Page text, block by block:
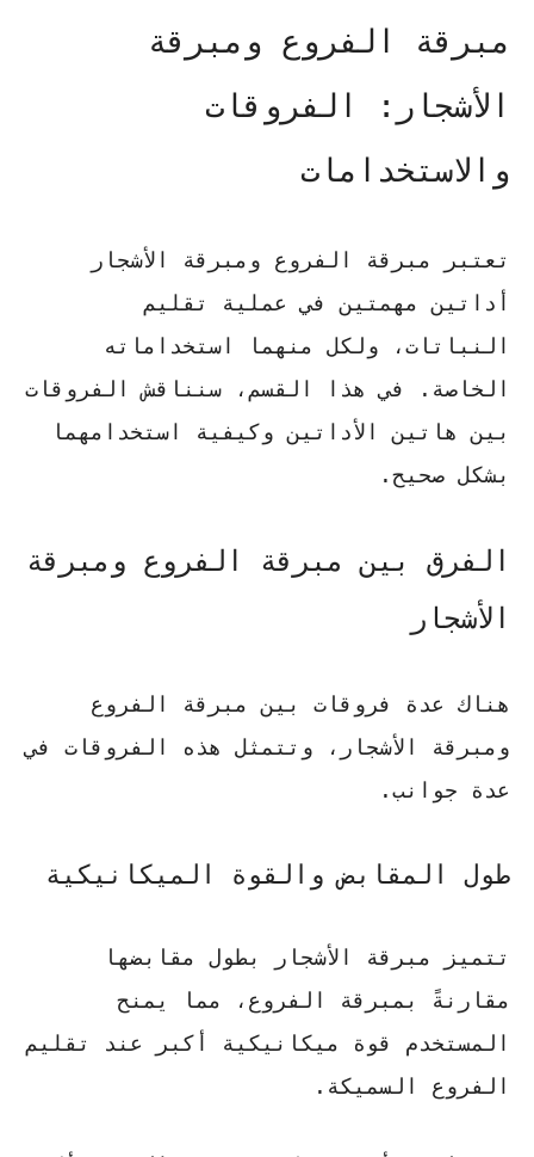
مبرقة الفروع ومبرقة
الأشجار: الفروقات
والاستخدامات
تعتبر مبرقة الفروع ومبرقة الأشجار
أداتين مهمتين في عملية تقليم
النباتات، ولكل منهما استخداماته
الخاصة. في هذا القسم، سنناقش الفروقات
بين هاتين الأداتين وكيفية استخدامهما
بشكل صحيح.
الفرق بين مبرقة الفروع ومبرقة
الأشجار
هناك عدة فروقات بين مبرقة الفروع
ومبرقة الأشجار، وتتمثل هذه الفروقات في
عدة جوانب.
طول المقابض والقوة الميكانيكية
تتميز مبرقة الأشجار
بطول مقابضها
مقارنةً بمبرقة الفروع، مما يمنح
المستخدم قوة ميكانيكية أكبر عند تقليم
الفروع السميكة.